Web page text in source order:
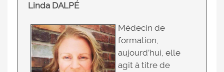
Linda DALPÉ
Médecin de
formation,
aujourd’hui, elle
agit à titre de